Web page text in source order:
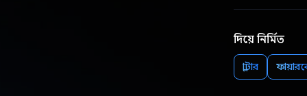
দিয়ে নির্মিত
ফ্লাটার